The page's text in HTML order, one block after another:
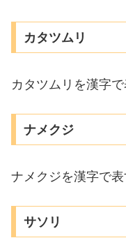
カタツムリ
カタツムリを漢字で
ナメクジ
ナメクジを漢字で表
サソリ